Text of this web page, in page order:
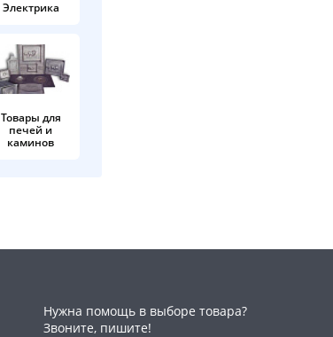
Электрика
Товары для
печей и
каминов
Нужна помощь в выборе товара?
Звоните, пишите!